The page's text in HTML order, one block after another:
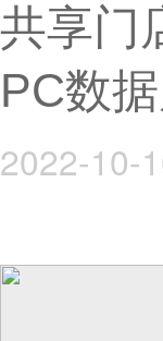
共享门
PC数
2022-10-